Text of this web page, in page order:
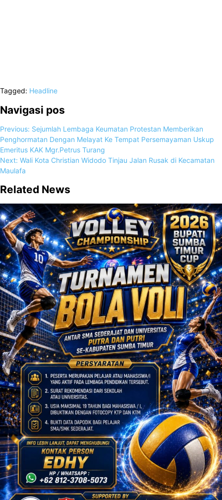
Tagged: Headline
Navigasi pos
Previous: Sejumlah Lembaga Keumatan Protestan Memberikan
Penghormatan Dengan Melayat Ke Tempat Persemayaman Uskup
Emeritus KAK Mgr.Petrus Turang
Next: Wali Kota Christian Widodo Tinjau Jalan Rusak di Kecamatan
Maulafa
Related News